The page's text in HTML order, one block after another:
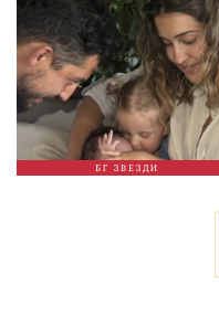
БГ ЗВЕЗДИ